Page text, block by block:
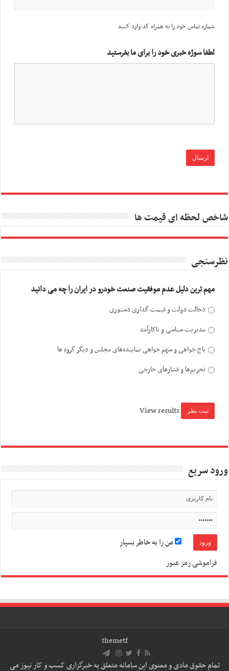
شماره تماس خود را به همراه کد وارد کنید
لطفا سوژه خبری خود را برای ما بفرستید
شاخص لحظه ای قیمت ها
نظرسنجی
مهم ترین دلیل عدم موفقیت صنعت خودرو در ایران را چه می دانید
دخالت دولت و قیمت گذاری دستوری
مدیریت سیاسی و ناکارآمد
باج خواهی و سهم خواهی نماینده‌های مجلس و دیگر گروه ها
تحریم‌ها و فشارهای خارجی
View results
ورود سریع
من را به خاطر بسپار
فراموشی رمز عبور
themetf
تمام حقوق مادی و معنوی این سامانه متعلق به خبرگزاری کسب و کار نیوز می